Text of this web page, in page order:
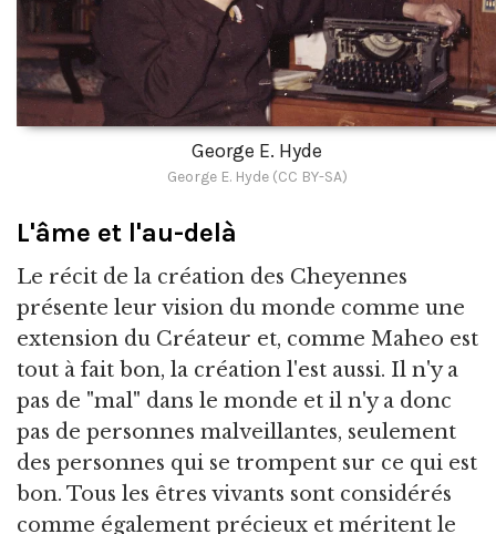
George E. Hyde
George E. Hyde (CC BY-SA)
L'âme et l'au-delà
Le récit de la création des Cheyennes
présente leur vision du monde comme une
extension du Créateur et, comme Maheo est
tout à fait bon, la création l'est aussi. Il n'y a
pas de "mal" dans le monde et il n'y a donc
pas de personnes malveillantes, seulement
des personnes qui se trompent sur ce qui est
bon. Tous les êtres vivants sont considérés
comme également précieux et méritent le